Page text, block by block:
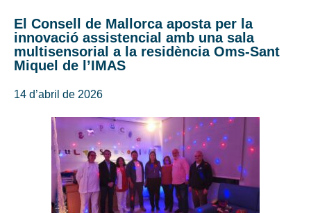
El Consell de Mallorca aposta per la
innovació assistencial amb una sala
multisensorial a la residència Oms-Sant
Miquel de l’IMAS
14 d’abril de 2026